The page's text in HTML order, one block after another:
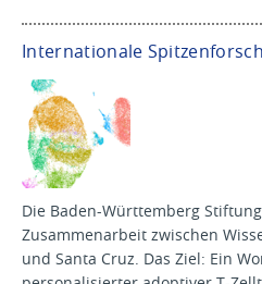
Internationale
Die Baden-Württemberg
Zusammenarbeit zwischen
und Santa Cruz. Das Ziel: Ein